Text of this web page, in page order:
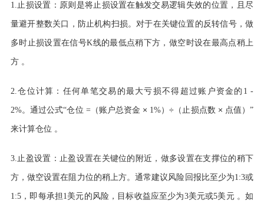
1.止损设置：原则是将止损设置在触发交易逻辑失效的位置，且尽
量避开整数关口，防止机构扫损。对于在关键位置的反转信号，做
多时止损设置在信号K线的最低点稍下方，做空时设在最高点稍上
方 。
2.仓位计算：任何单笔交易的最大亏损不得超过账户资金的1 -
2%。通过公式“仓位 =（账户总资金 × 1%）÷ （止损点数 × 点值） ”
来计算仓位 。
3.止盈设置：止盈设置在关键位的附近，做多设置在支撑位的稍下
方，做空设置在阻力位的稍上方。通常建议风险回报比至少为1:3或
1:5，即每承担1美元的风险，目标收益应至少为3美元或5美元 。如